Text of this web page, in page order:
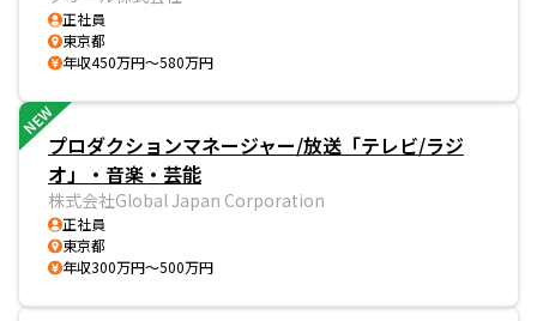
正社員
東京都
年収450万円～580万円
NEW
プロダクションマネージャー/放送「テレビ/ラジ
オ」・音楽・芸能
株式会社Global Japan Corporation
正社員
東京都
年収300万円～500万円